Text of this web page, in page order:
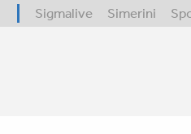
Sigmalive Simerini